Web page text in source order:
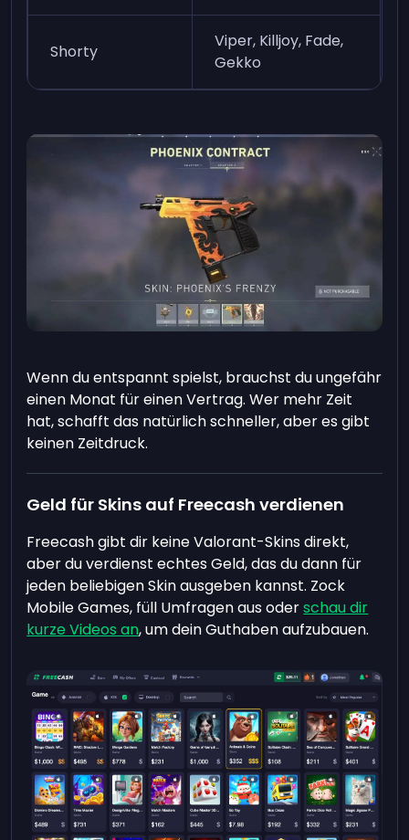
Shorty
Viper, Killjoy, Fade,
Gekko
Wenn du entspannt spielst, brauchst du ungefähr
einen Monat für einen Vertrag. Wer mehr Zeit
hat, schafft das natürlich schneller, aber es gibt
keinen Zeitdruck.
Geld für Skins auf Freecash verdienen
Freecash gibt dir keine Valorant-Skins direkt,
aber du verdienst echtes Geld, das du dann für
jeden beliebigen Skin ausgeben kannst. Zock
Mobile Games, füll Umfragen aus oderschau dir
kurze Videos an, um dein Guthaben aufzubauen.